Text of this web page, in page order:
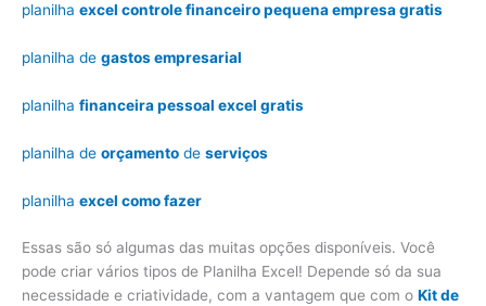
planilha excel controle financeiro pequena empresa gratis
planilha de gastos empresarial
planilha financeira pessoal excel gratis
planilha de orçamento de serviços
planilha excel como fazer
Essas são só algumas das muitas opções disponíveis. Você
pode criar vários tipos de Planilha Excel! Depende só da sua
necessidade e criatividade, com a vantagem que com o Kit de